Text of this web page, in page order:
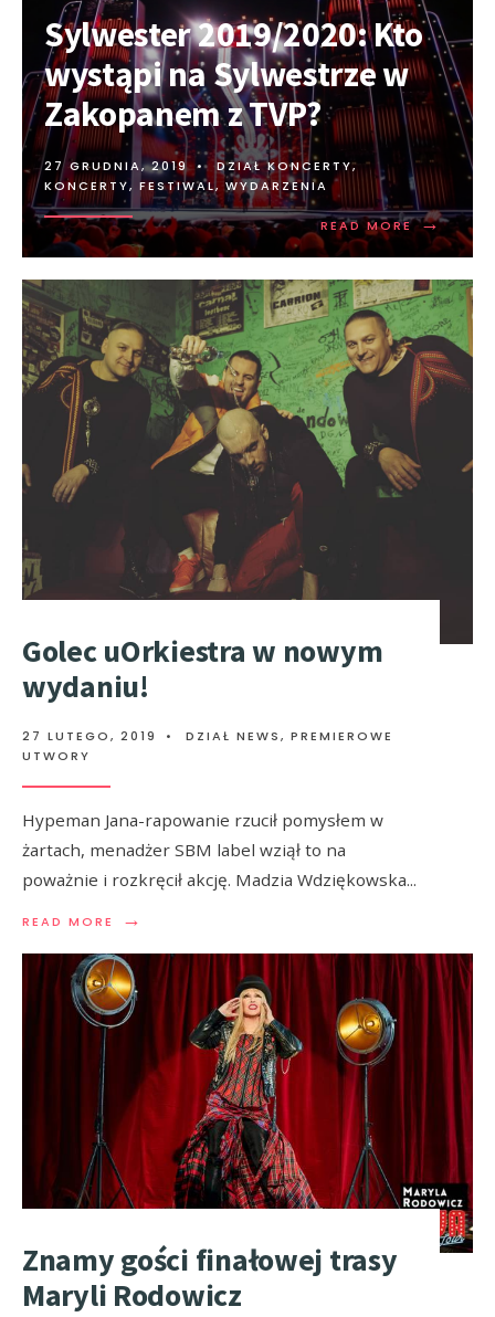
Sylwester 2019/2020: Kto
wystąpi na Sylwestrze w
Zakopanem z TVP?
27 GRUDNIA, 2019 • DZIAŁ KONCERTY,
KONCERTY, FESTIWAL, WYDARZENIA
READ MORE →
Golec uOrkiestra w nowym
wydaniu!
27 LUTEGO, 2019 • DZIAŁ NEWS, PREMIEROWE
UTWORY
Hypeman Jana-rapowanie rzucił pomysłem w
żartach, menadżer SBM label wziął to na
poważnie i rozkręcił akcję. Madzia Wdziękowska...
READ MORE →
Znamy gości finałowej trasy
Maryli Rodowicz